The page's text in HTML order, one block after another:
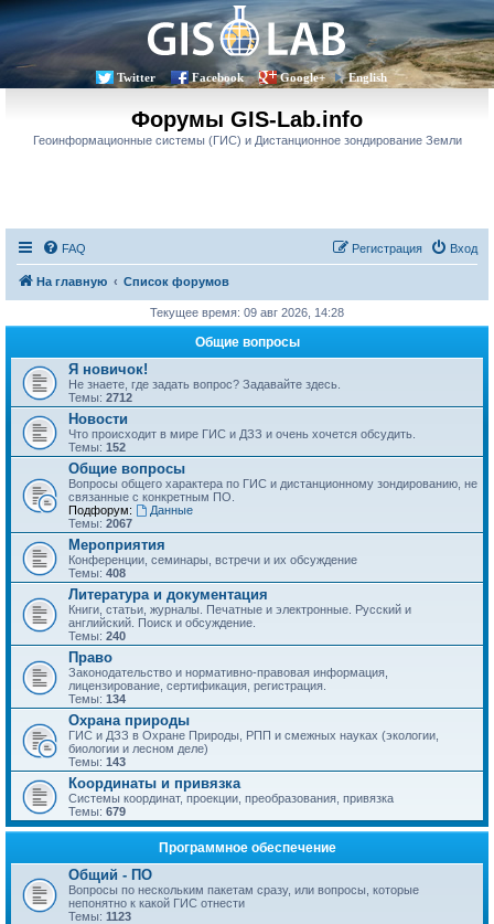
Twitter Facebook Google+ English
Форумы GIS-Lab.info
Геоинформационные системы (ГИС) и Дистанционное зондирование Земли
FAQ Вход
Регистрация
На главную Список форумов
Текущее время: 09 авг 2026, 14:28
Общие вопросы
Я новичок!
Не знаете, где задать вопрос? Задавайте здесь.
Темы: 2712
Новости
Что происходит в мире ГИС и ДЗЗ и очень хочется обсудить.
Темы: 152
Общие вопросы
Вопросы общего характера по ГИС и дистанционному зондированию, не
связанные с конкретным ПО.
Подфорум:
Данные
Темы: 2067
Мероприятия
Конференции, семинары, встречи и их обсуждение
Темы: 408
Литература и документация
Книги, статьи, журналы. Печатные и электронные. Русский и
английский. Поиск и обсуждение.
Темы: 240
Право
Законодательство и нормативно-правовая информация,
лицензирование, сертификация, регистрация.
Темы: 134
Охрана природы
ГИС и ДЗЗ в Охране Природы, РПП и смежных науках (экологии,
биологии и лесном деле)
Темы: 143
Координаты и привязка
Системы координат, проекции, преобразования, привязка
Темы: 679
Программное обеспечение
Общий - ПО
Вопросы по нескольким пакетам сразу, или вопросы, которые
непонятно к какой ГИС отнести
Темы: 1123